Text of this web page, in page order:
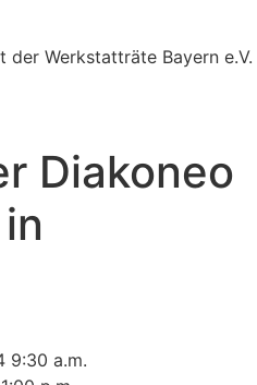
der Werkstatträte Bayern e.V.
Diakoneo
9:30 a.m.